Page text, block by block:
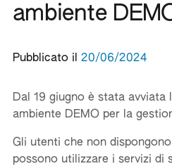
ambiente
Pubblicato il 20/06/2024
Dal 19 giugno è stata avviata
ambiente DEMO per la
Gli utenti che non
possono utilizzare i servizi di